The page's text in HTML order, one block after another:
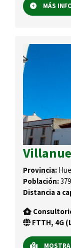
MÁS
Provincia:
Población:
Distancia a
FTTH, 4G